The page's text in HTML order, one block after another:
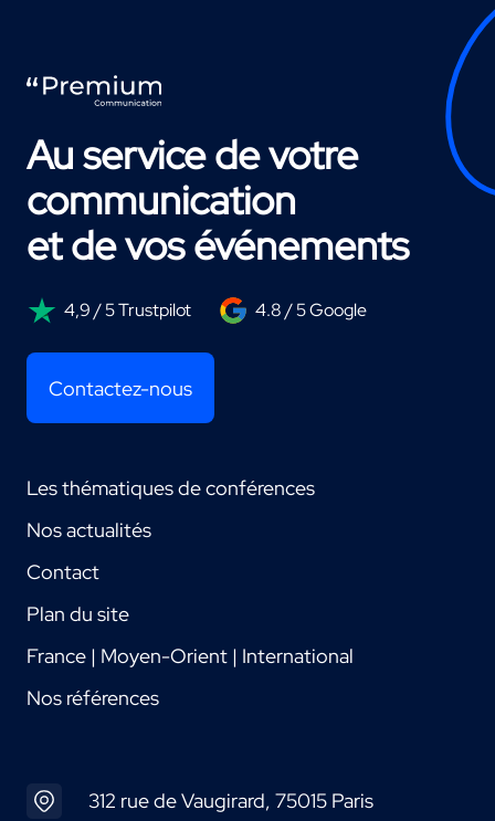
Au service de votre
communication
et de vos événements
4,9 / 5 Trustpilot 4.8 / 5 Google
Contactez-nous
Les thématiques de conférences
Nos actualités
Contact
Plan du site
France | Moyen-Orient | International
Nos références
312 rue de Vaugirard, 75015 Paris